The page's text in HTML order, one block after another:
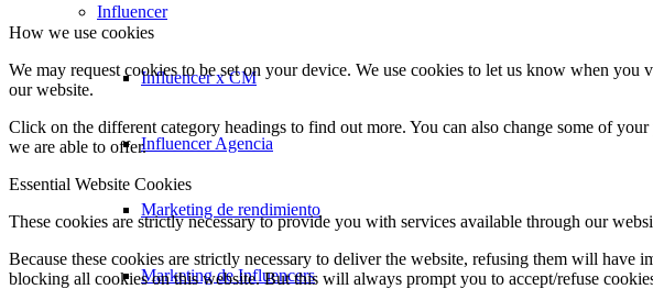
Influencer
Influencer x CM
Influencer Agencia
Marketing de rendimiento
Marketing de Influencers
How we use cookies
We may request cookies to be set on your device. We use cookies to let us know when
our website.
Click on the different category headings to find out more. You can also change some of
we are able to offer.
Essential Website Cookies
These cookies are strictly necessary to provide you with services available through our
Because these cookies are strictly necessary to deliver the website, refusing them will
blocking all cookies on this website. But this will always prompt you to accept/refuse